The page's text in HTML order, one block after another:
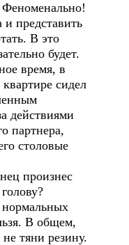
представить
В это
будет.
время, в
сидел
действиями
партнера,
столовые
произнес
В общем,
тяни резину.